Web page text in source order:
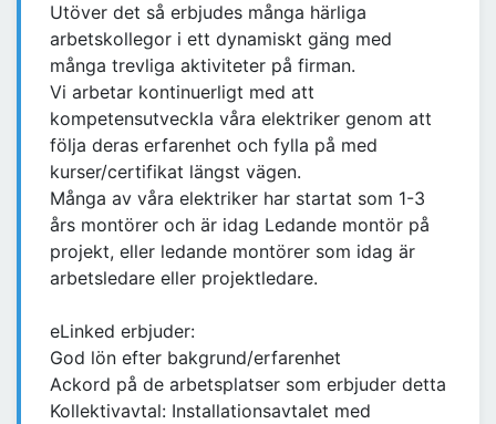
Utöver det så erbjudes många härliga
arbetskollegor i ett dynamiskt gäng med
många trevliga aktiviteter på firman.
Vi arbetar kontinuerligt med att
kompetensutveckla våra elektriker genom att
följa deras erfarenhet och fylla på med
kurser/certifikat längst vägen.
Många av våra elektriker har startat som 1-3
års montörer och är idag Ledande montör på
projekt, eller ledande montörer som idag är
arbetsledare eller projektledare.
eLinked erbjuder:
God lön efter bakgrund/erfarenhet
Ackord på de arbetsplatser som erbjuder detta
Kollektivavtal: Installationsavtalet med